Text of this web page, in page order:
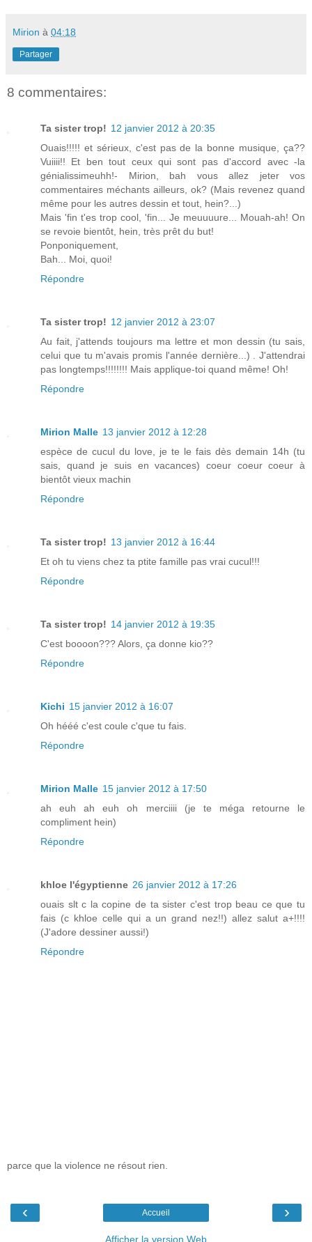
Mirion à 04:18
Partager
8 commentaires:
Ta sister trop! 12 janvier 2012 à 20:35
Ouais!!!!! et sérieux, c'est pas de la bonne musique, ça??
Vuiiii!! Et ben tout ceux qui sont pas d'accord avec -la
génialissimeuhh!- Mirion, bah vous allez jeter vos
commentaires méchants ailleurs, ok? (Mais revenez quand
même pour les autres dessin et tout, hein?...)
Mais 'fin t'es trop cool, 'fin... Je meuuuure... Mouah-ah! On
se revoie bientôt, hein, très prêt du but!
Ponponiquement,
Bah... Moi, quoi!
Répondre
Ta sister trop! 12 janvier 2012 à 23:07
Au fait, j'attends toujours ma lettre et mon dessin (tu sais,
celui que tu m'avais promis l'année dernière...) . J'attendrai
pas longtemps!!!!!!!! Mais applique-toi quand même! Oh!
Répondre
Mirion Malle 13 janvier 2012 à 12:28
espèce de cucul du love, je te le fais dès demain 14h (tu
sais, quand je suis en vacances) coeur coeur coeur à
bientôt vieux machin
Répondre
Ta sister trop! 13 janvier 2012 à 16:44
Et oh tu viens chez ta ptite famille pas vrai cucul!!!
Répondre
Ta sister trop! 14 janvier 2012 à 19:35
C'est boooon??? Alors, ça donne kio??
Répondre
Kichi 15 janvier 2012 à 16:07
Oh hééé c'est coule c'que tu fais.
Répondre
Mirion Malle 15 janvier 2012 à 17:50
ah euh ah euh oh merciiii (je te méga retourne le
compliment hein)
Répondre
khloe l'égyptienne 26 janvier 2012 à 17:26
ouais slt c la copine de ta sister c'est trop beau ce que tu
fais (c khloe celle qui a un grand nez!!) allez salut a+!!!!
(J'adore dessiner aussi!)
Répondre
parce que la violence ne résout rien.
‹ ›
Accueil
Afficher la version Web